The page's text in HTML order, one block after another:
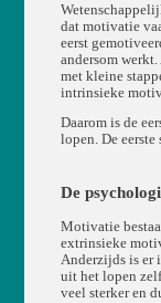
dat motivatie
eerst
andersom
met kleine
intrinsieke
Daarom is de
lopen. De
De
Motivatie
extrinsieke
Anderzijds is er
uit het lopen
veel sterker en